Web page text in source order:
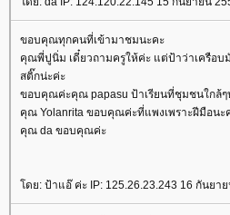
ขอบคุณทุกคนที่เข้ามาชมนะคะ
คุณพี่ปูนิ่ม เดี๋ยวถามครูให้ค่ะ แต่ป้าว่าเครือบ
สติ๊กน่ะค่ะ
ขอบคุณค่ะคุณ papasu ป้าเรียนที่ชุมชนใกล้ๆ
คุณ Yolanrita ขอบคุณค่ะที่แพงเพราะฝีมือนะ
คุณ da ขอบคุณค่ะ
ดย: ป้าแอ๊ ค่ะ IP: 125.26.23.243 16 กันยาย